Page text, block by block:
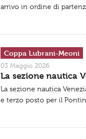
arrivo in ordine di
Coppa Lubrani-Meoni
03 Maggio 2026
La sezione nautica
La sezione nautica
e terzo posto per il